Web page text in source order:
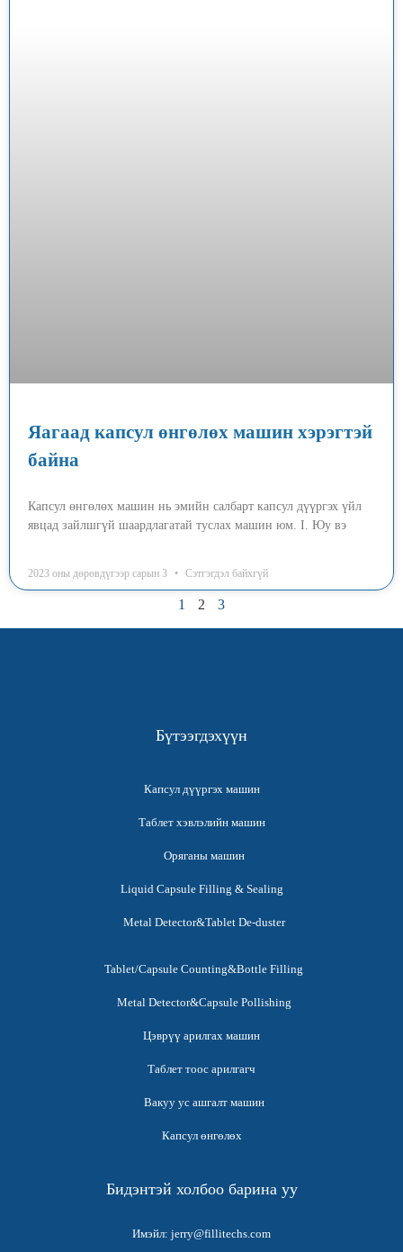
Яагаад капсул өнгөлөх машин хэрэгтэй
байна
Капсул өнгөлөх машин нь эмийн салбарт капсул дүүргэх үйл
явцад зайлшгүй шаардлагатай туслах машин юм. I. Юу вэ
2023 оны дөрөвдүгээр сарын 3 Сэтгэгдэл байхгүй
1 2 3
Бүтээгдэхүүн
Капсул дүүргэх машин
Таблет хэвлэлийн машин
Оряганы машин
Liquid Capsule Filling & Sealing
Metal Detector&Tablet De-duster
Tablet/Capsule Counting&Bottle Filling
Metal Detector&Capsule Pollishing
Цэврүү арилгах машин
Таблет тоос арилгагч
Вакуу ус ашгалт машин
Капсул өнгөлөх
Бидэнтэй холбоо барина уу
Имэйл: jerry@fillitechs.com